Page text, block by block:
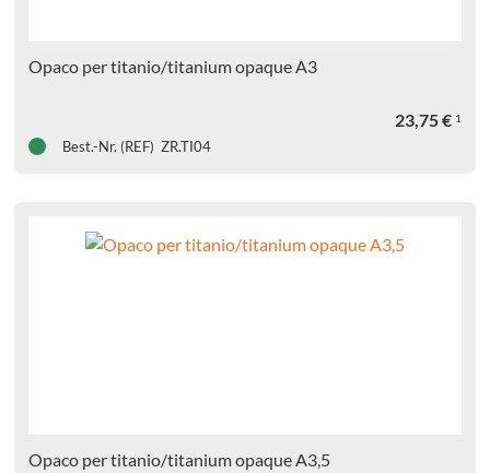
Opaco per titanio/titanium opaque A3
23,75€ 1
Best.-Nr. (REF) ZR.TI04
Opaco per titanio/titanium opaque A3,5